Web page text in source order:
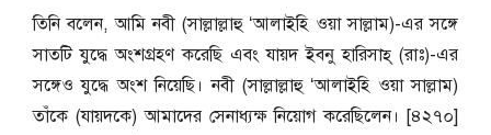
তিনি বলেন, আমি নবী (সাল্লাল্লাহু ‘আলাইহি ওয়া সাল্লাম)-এর সঙ্গে
সাতটি যুদ্ধে অংশগ্রহণ করেছি এবং যায়দ ইবনু হারিসাহ্‌ (রাঃ)-এর
সঙ্গেও যুদ্ধে অংশ নিয়েছি। নবী (সাল্লাল্লাহু ‘আলাইহি ওয়া সাল্লাম)
তাঁকে (যায়দকে) আমাদের সেনাধ্যক্ষ নিয়োগ করেছিলেন। [৪২৭০]